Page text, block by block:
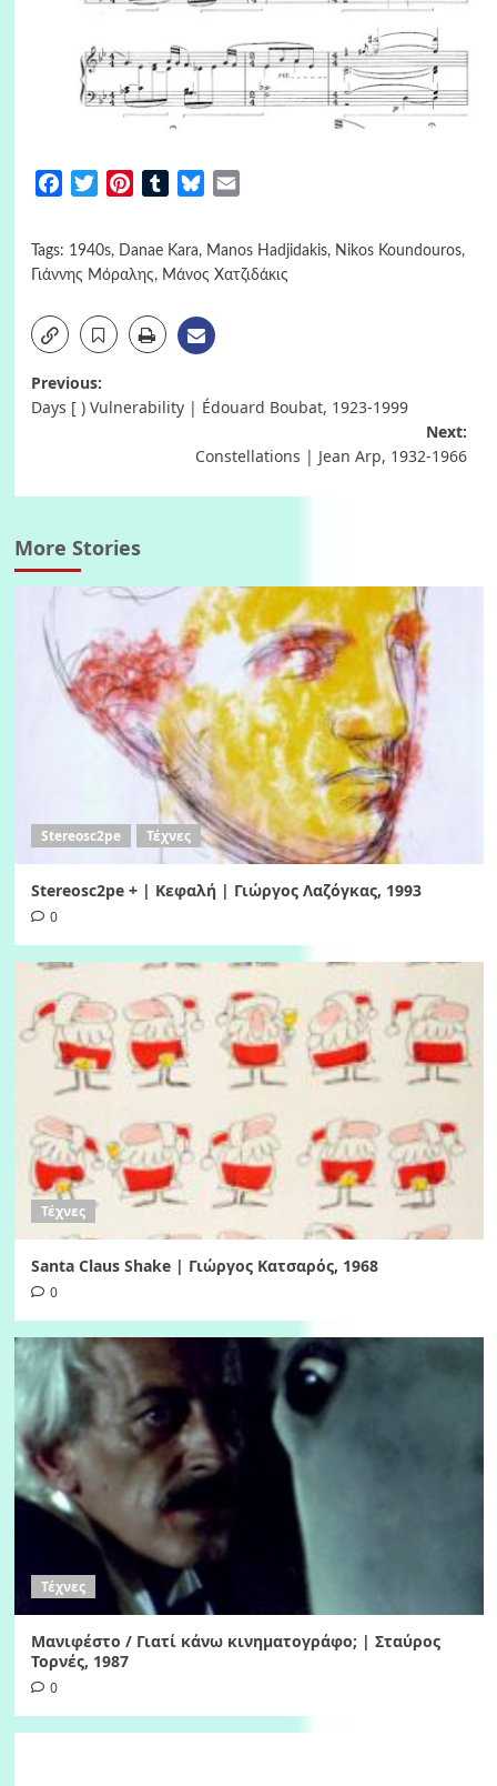
FacebookTwitterPinterestTumblrBluesky
Tags: 1940s, Danae Kara, Manos Hadjidakis, Nikos Koundouros,
Γιάννης Μόραλης, Μάνος Χατζιδάκις
Post
Previous:
Days [ ) Vulnerability | Édouard Boubat, 1923-1999
Next:
Constellations | Jean Arp, 1932-1966
More Stories
Stereosc2pe Τέχνες
Stereosc2pe + | Κεφαλή | Γιώργος Λαζόγκας, 1993
0
Τέχνες
Santa Claus Shake | Γιώργος Κατσαρός, 1968
0
Τέχνες
Μανιφέστο / Γιατί κάνω κινηματογράφο; | Σταύρος
Τορνές, 1987
0